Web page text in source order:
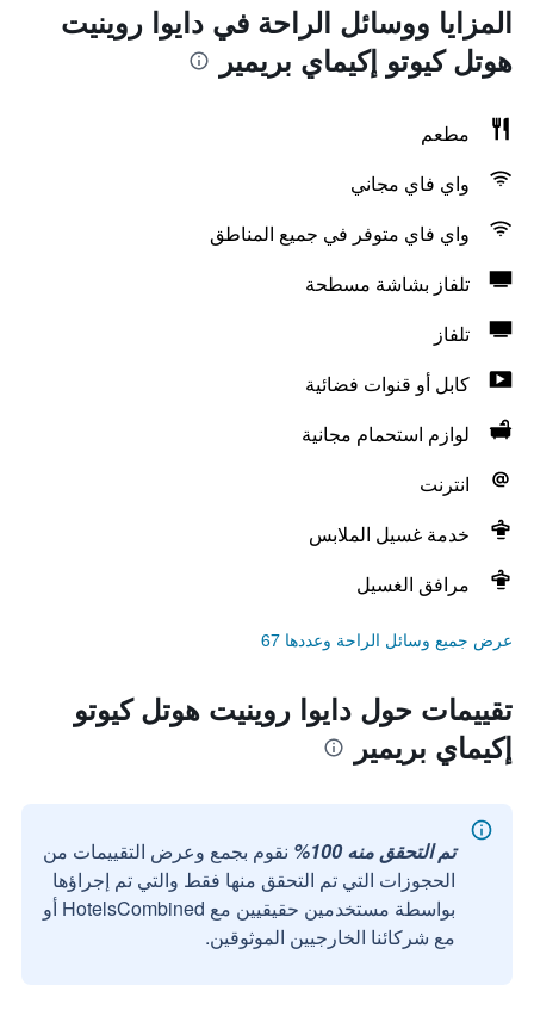
المزايا ووسائل الراحة في دايوا روينيت
هوتل كيوتو إكيماي بريمير
مطعم
واي فاي مجاني
واي فاي متوفر في جميع المناطق
تلفاز بشاشة مسطحة
تلفاز
كابل أو قنوات فضائية
لوازم استحمام مجانية
انترنت
خدمة غسيل الملابس
مرافق الغسيل
عرض جميع وسائل الراحة وعددها 67
تقييمات حول دايوا روينيت هوتل كيوتو
إكيماي بريمير
تم التحقق منه 100%
نقوم بجمع وعرض التقييمات من
الحجوزات التي تم التحقق منها فقط والتي تم إجراؤها
بواسطة مستخدمين حقيقيين مع HotelsCombined أو
مع شركائنا الخارجيين الموثوقين.